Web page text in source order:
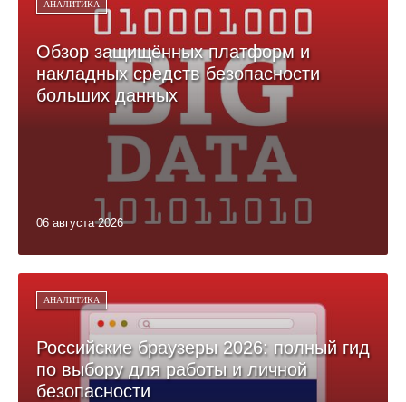
АНАЛИТИКА
Обзор защищённых платформ и
накладных средств безопасности
больших данных
06 августа 2026
АНАЛИТИКА
Российские браузеры 2026: полный гид
по выбору для работы и личной
безопасности